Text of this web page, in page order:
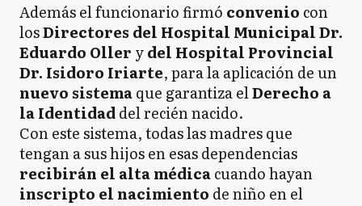
Además el funcionario firmó convenio con
losDirectores del Hospital Municipal Dr.
Eduardo Oller ydel Hospital Provincial
Dr. Isidoro Iriarte, para la aplicación de un
nuevo sistemaque garantiza elDerecho a
la Identidaddel recién nacido.
Con este sistema, todas las madres que
tengan a sus hijos en esas dependencias
recibirán el alta médicacuando hayan
inscripto el nacimiento de niño en el